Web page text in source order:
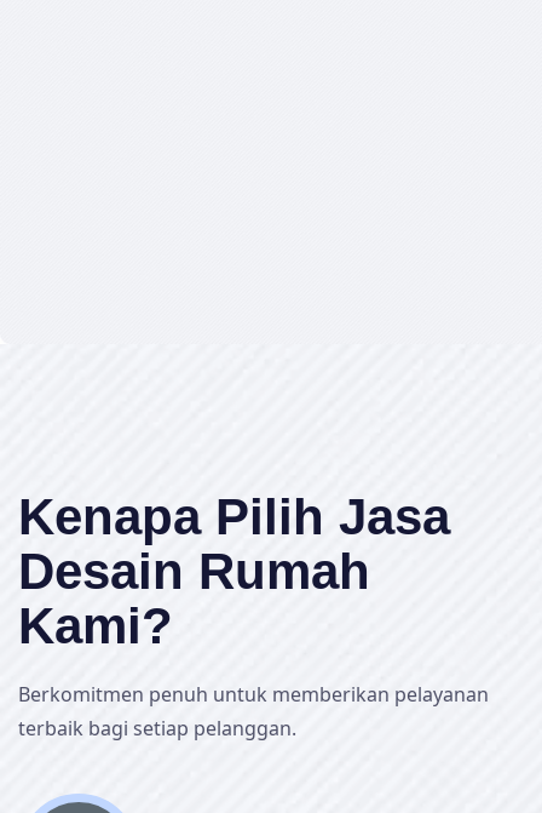
Kenapa Pilih Jasa
Desain Rumah
Kami?
Berkomitmen penuh untuk memberikan pelayanan
terbaik bagi setiap pelanggan.